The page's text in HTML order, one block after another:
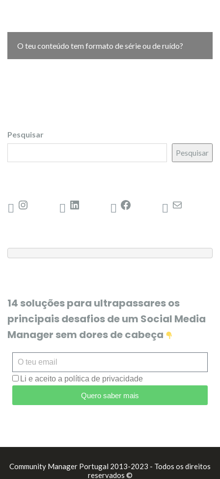
O teu conteúdo tem formato de série ou de ruído?
Pesquisar
Pesquisar
14 soluções para ultrapassares os
principais desafios de um Social Media
Manager sem dores de cabeça
Li e aceito a política de privacidade
Quero saber mais
Community Manager Portugal 2013-2023 - Todos os direitos
reservados ©